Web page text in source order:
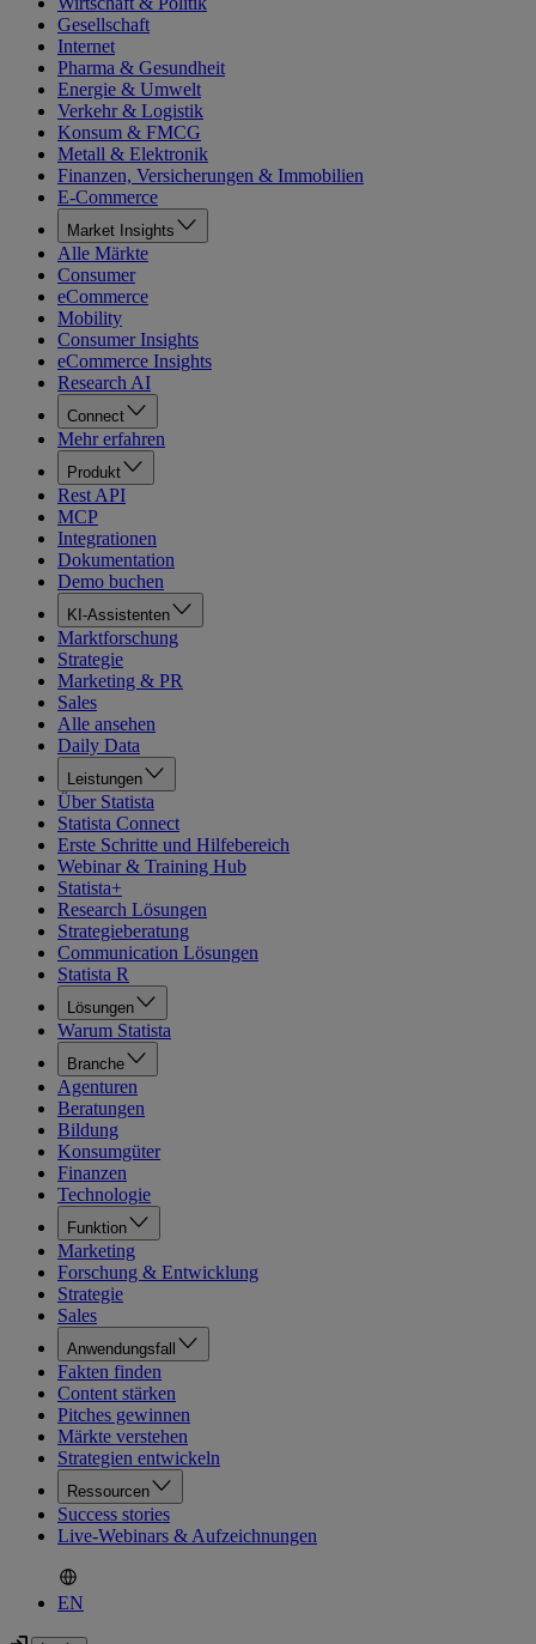
Gesellschaft
Internet
Pharma & Gesundheit
Energie & Umwelt
Verkehr & Logistik
Konsum & FMCG
Metall & Elektronik
Finanzen, Versicherungen & Immobilien
E-Commerce
Market Insights
Alle Märkte
Consumer
eCommerce
Mobility
Consumer Insights
eCommerce Insights
Research AI
Connect
Mehr erfahren
Produkt
Rest API
MCP
Integrationen
Dokumentation
Demo buchen
KI-Assistenten
Marktforschung
Strategie
Marketing & PR
Sales
Alle ansehen
Daily Data
Leistungen
Über Statista
Statista Connect
Erste Schritte und Hilfebereich
Webinar & Training Hub
Statista+
Research Lösungen
Strategieberatung
Communication Lösungen
Statista R
Lösungen
Warum Statista
Branche
Agenturen
Beratungen
Bildung
Konsumgüter
Finanzen
Technologie
Funktion
Marketing
Forschung & Entwicklung
Strategie
Sales
Anwendungsfall
Fakten finden
Content stärken
Pitches gewinnen
Märkte verstehen
Strategien entwickeln
Ressourcen
Success stories
Live-Webinars & Aufzeichnungen
EN